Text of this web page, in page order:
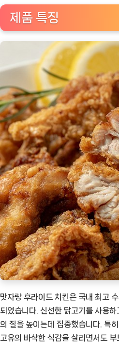
제품 특징
맛자랑 후라이드 치킨은 국내 최고
되었습니다. 신선한 닭고기를 사용
의 질을 높이는데 집중했습니다. 특
고유의 바삭한 식감을 살리면서도